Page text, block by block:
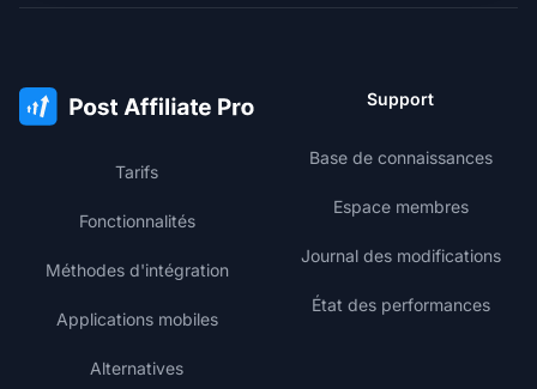
Tarifs
Fonctionnalités
Méthodes d'intégration
Applications mobiles
Alternatives
Support
Base de connaissances
Espace membres
Journal des modifications
État des performances